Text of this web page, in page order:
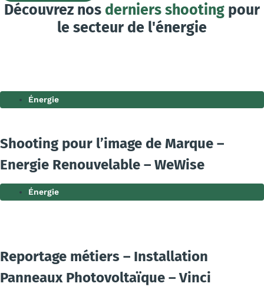
Découvrez nos derniers shooting pour
le secteur de l'énergie
Énergie
Shooting pour l’image de Marque –
Energie Renouvelable – WeWise
Énergie
Reportage métiers – Installation
Panneaux Photovoltaïque – Vinci